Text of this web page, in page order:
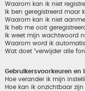
Waarom kan ik niet
Ik ben geregistreerd maar
Waarom kan ik niet
Ik heb me ooit
Ik weet mijn wachtwoord
Waarom word ik
Wat doet "verwijder alle
Gebruikersvoorkeuren en
Hoe verander ik mijn
Hoe kan ik onzichtbaar